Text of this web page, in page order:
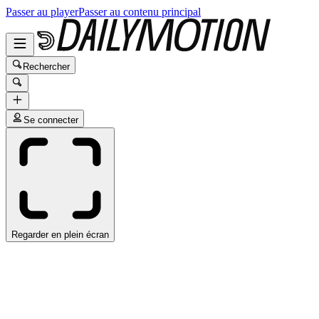
Passer au playerPasser au contenu principal
Rechercher
Se connecter
Regarder en plein écran